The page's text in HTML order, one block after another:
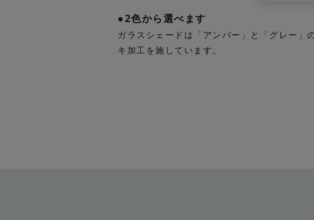
●2色から選べます
ガラスシェードは「アンバー」と「グレー
キ加工を施しています。